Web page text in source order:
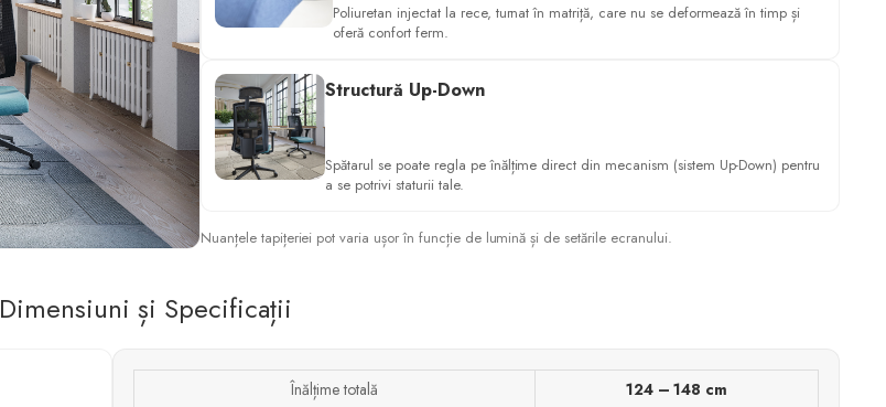
Poliuretan injectat la rece, turnat în matriță, care nu se deformează în timp și
oferă confort ferm.
Structură Up-Down
Spătarul se poate regla pe înălțime direct din mecanism (sistem Up-Down) pentru
a se potrivi staturii tale.
Nuanțele tapițeriei pot varia ușor în funcție de lumină și de setările ecranului.
Dimensiuni și Specificații
Înălțime totală
124 – 148 cm